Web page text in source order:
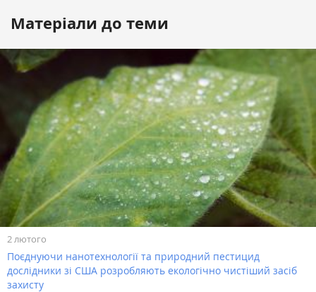
Матеріали до теми
2 лютого
Поєднуючи нанотехнології та природний пестицид
дослідники зі США розробляють екологічно чистіший засіб
захисту